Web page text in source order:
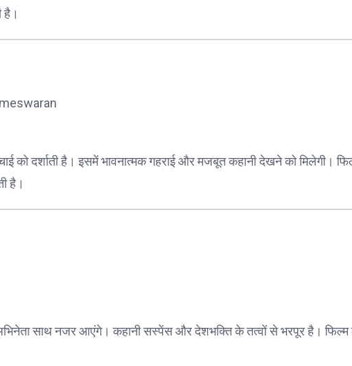
है।
को दर्शाती है। इसमें भावनात्मक गहराई और मजबूत कहानी देखने को मिलेगी।
है।
साथ नजर आएंगे। कहानी सस्पेंस और देशभक्ति के तत्वों से भरपूर है। फिल्म